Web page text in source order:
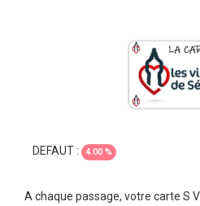
DEFAUT : 4.00 %
A chaque passage, votre carte S